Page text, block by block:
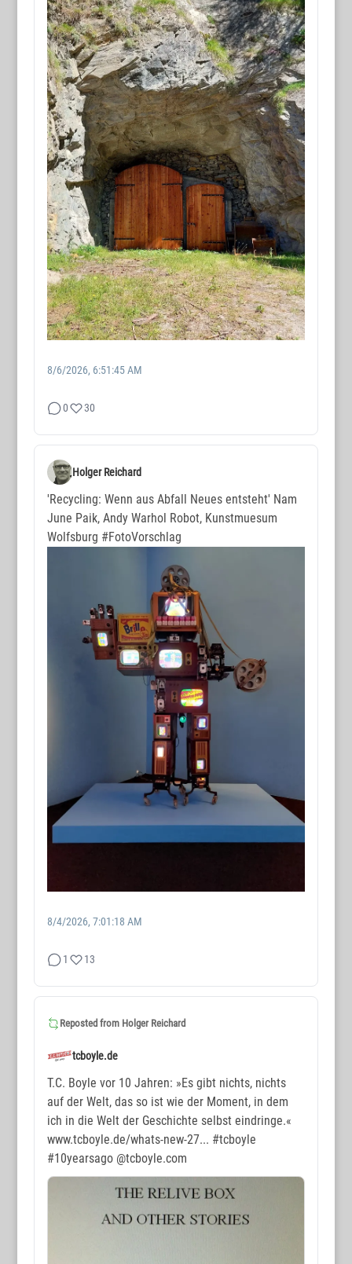
8/6/2026, 6:51:45 AM
0 30
Holger Reichard
'Recycling: Wenn aus Abfall Neues entsteht' Nam
June Paik, Andy Warhol Robot, Kunstmuesum
Wolfsburg #FotoVorschlag
8/4/2026, 7:01:18 AM
1 13
Reposted from Holger Reichard
tcboyle.de
T.C. Boyle vor 10 Jahren: »Es gibt nichts, nichts
auf der Welt, das so ist wie der Moment, in dem
ich in die Welt der Geschichte selbst eindringe.«
www.tcboyle.de/whats-new-27... #tcboyle
#10yearsago@tcboyle.com
WORTMAX
www.wortmax.de
Buchvorstellungen und Beobachtungen
www.wortmax.com
Das Kreativ-Netzwerk
KONTAKT
www.wortmax.net
Holger Reichard